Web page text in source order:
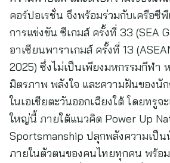
คอร์ปอเรชั่น จึงพร้อมร่วมกับเครือซี
การแข่งขัน ซีเกมส์ ครั้งที่ 33 (SEA
อาเซียนพาราเกมส์ ครั้งที่ 13
2025) ซึ่งไม่เป็นเพียงมหกรรมกีฬา
มิตรภาพ พลังใจ และความฝันของนัก
ในเอเชียตะวันออกเฉียงใต้ โดยทรูจ
ใหญ่นี้ ภายใต้แนวคิด Power Up
Sportsmanship ปลุกพลังความเป็
ภายในตัวตนของคนไทยทุกคน พร้อ